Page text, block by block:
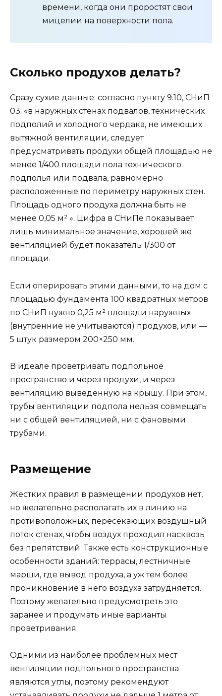
времени, когда они проростят свои
мицелии на поверхности пола.
Сколько продухов делать?
Сразу сухие данные: согласно пункту 9.10, СНиП
03: «в наружных стенах подвалов, технических
подполий и холодного чердака, не имеющих
вытяжной вентиляции, следует
предусматривать продухи общей площадью не
менее 1/400 площади пола технического
подполья или подвала, равномерно
расположенные по периметру наружных стен.
Площадь одного продуха должна быть не
менее 0,05 м² ». Цифра в СНиПе показывает
лишь минимальное значение, хорошей же
вентиляцией будет показатель 1/300 от
площади.
Если оперировать этими данными, то на дом с
площадью фундамента 100 квадратных метров
по СНиП нужно 0,25 м² площади наружных
(внутренние не учитываются) продухов, или —
5 штук размером 200×250 мм.
В идеале проветривать подпольное
пространство и через продухи, и через
вентиляцию выведенную на крышу. При этом,
трубы вентиляции подпола нельзя совмещать
ни с общей вентиляцией, ни с фановыми
трубами.
Размещение
Жестких правил в размещении продухов нет,
но желательно располагать их в линию на
противоположных, пересекающих воздушный
поток стенах, чтобы воздух проходил насквозь
без препятствий. Также есть конструкционные
особенности зданий: террасы, лестничные
марши, где вывод продуха, а уж тем более
проникновение в него воздуха затрудняется.
Поэтому желательно предусмотреть это
заранее и продумать иные варианты
проветривания.
Одними из наиболее проблемных мест
вентиляции подпольного пространства
являются углы, поэтому рекомендуют